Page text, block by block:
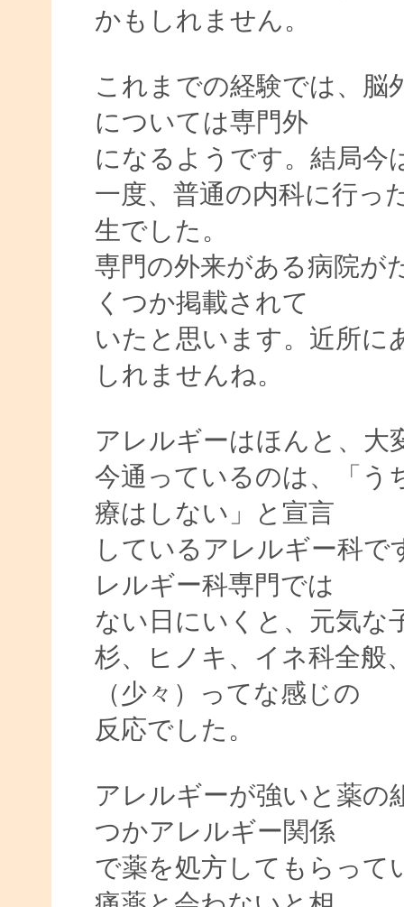
かもしれません。
これまでの経験では、脳
については専門外
になるようです。結局今
一度、普通の内科に行っ
生でした。
専門の外来がある病院が
くつか掲載されて
いたと思います。近所に
しれませんね。
アレルギーはほんと、大
今通っているのは、「う
療はしない」と宣言
しているアレルギー科
レルギー科専門では
ない日にいくと、元気な
杉、ヒノキ、イネ科全般
（少々）ってな感じの
反応でした。
アレルギーが強いと薬の
つかアレルギー関係
で薬を処方してもらって